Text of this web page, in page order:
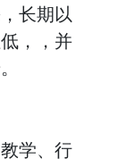
长期以
，，并
学、行